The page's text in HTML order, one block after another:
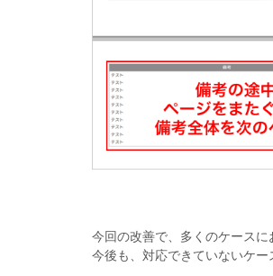
今回の改善で、多くのケースに
今後も、対応できていないケー